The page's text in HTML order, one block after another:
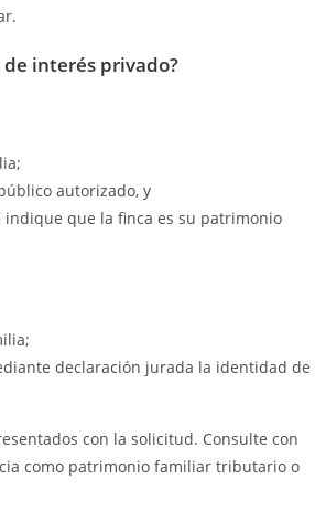
de interés privado?
autorizado, y
que la finca es su patrimonio
declaración jurada la identidad de
con la solicitud. Consulte con
como patrimonio familiar tributario o